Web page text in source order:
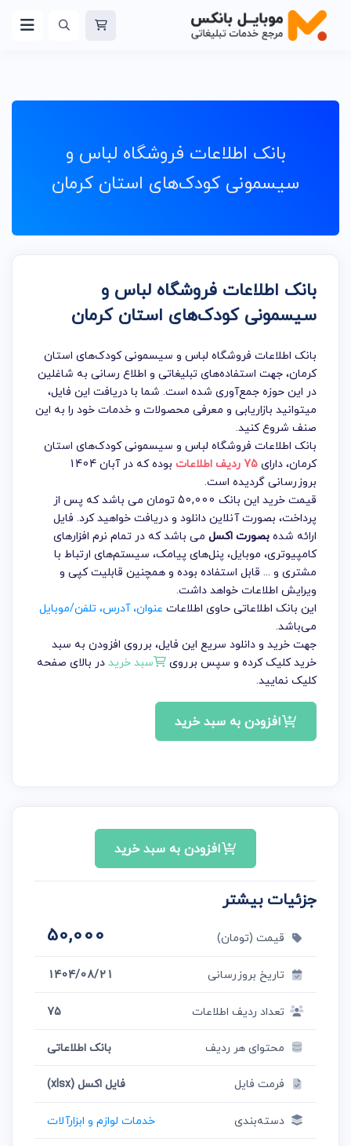
بانک اطلاعات فروشگاه لباس و
سیسمونی کودک‌های استان کرمان
بانک اطلاعات فروشگاه لباس و
سیسمونی کودک‌های استان کرمان
بانک اطلاعات فروشگاه لباس و سیسمونی کودک‌های استان
کرمان، جهت استفاده‌های تبلیغاتی و اطلاع رسانی به شاغلین
در این حوزه جمع‌آوری شده است. شما با دریافت این فایل،
میتوانید بازاریابی و معرفی محصولات و خدمات خود را به این
صنف شروع کنید.
بانک اطلاعات فروشگاه لباس و سیسمونی کودک‌های استان
کرمان، دارای75 ردیف اطلاعات
بوده که در آبان 1404
بروزرسانی گردیده است.
قیمت خرید این بانک 50,000 تومان می باشد که پس از
پرداخت، بصورت آنلاین دانلود و دریافت خواهید کرد. فایل
ارائه شدهبصورت اکسل می باشد که در تمام نرم افزارهای
کامپیوتری، موبایل، پنل‌های پیامک، سیستم‌های ارتباط با
مشتری و ... قابل استفاده بوده و همچنین قابلیت کپی و
ویرایش اطلاعات خواهد داشت.
این بانک اطلاعاتی حاوی اطلاعات عنوان، آدرس، تلفن/موبایل
می‌باشد.
جهت خرید و دانلود سریع این فایل، برروی افزودن به سبد
خرید کلیک کرده و سپس برروی
سبد خریددر بالای صفحه
کلیک نمایید.
افزودن به سبد خرید
افزودن به سبد خرید
جزئیات بیشتر
قیمت (تومان) 50,000
تاریخ بروزرسانی
1404/08/21
تعداد ردیف اطلاعات
75
محتوای هر ردیف
بانک اطلاعاتی
فرمت فایل
فایل اکسل (xlsx)
دسته‌بندی
خدمات لوازم و ابزارآلات